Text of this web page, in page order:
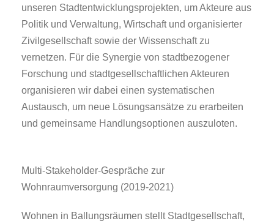
unseren Stadtentwicklungsprojekten, um Akteure aus
Politik und Verwaltung, Wirtschaft und organisierter
Zivilgesellschaft sowie der Wissenschaft zu
vernetzen. Für die Synergie von stadtbezogener
Forschung und stadtgesellschaftlichen Akteuren
organisieren wir dabei einen systematischen
Austausch, um neue Lösungsansätze zu erarbeiten
und gemeinsame Handlungsoptionen auszuloten.
Multi-Stakeholder-Gespräche zur
Wohnraumversorgung (2019-2021)
Wohnen in Ballungsräumen stellt Stadtgesellschaft,